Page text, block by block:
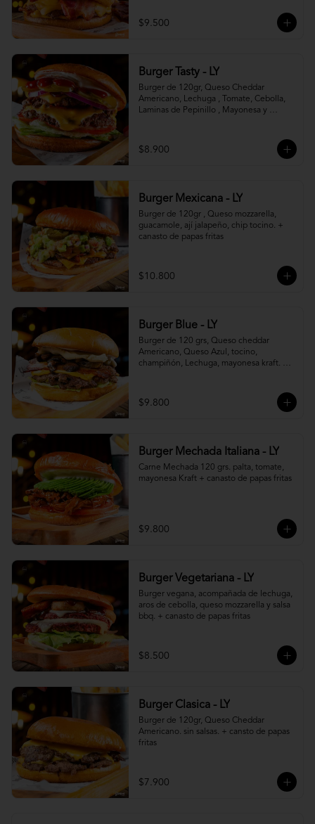
$9.500
Burger Tasty - LY
Burger de 120gr, Queso Cheddar
Americano, Lechuga , Tomate, Cebolla,
Laminas de Pepinillo , Mayonesa y
$8.900
Burger Mexicana - LY
Burger de 120gr , Queso mozzarella,
guacamole, ají jalapeño, chip tocino. +
canasto de papas fritas
$10.800
Burger Blue - LY
Burger de 120 grs, Queso cheddar
Americano, Queso Azul, tocino,
champiñón, Lechuga, mayonesa kraft. +
$9.800
Burger Mechada Italiana - LY
Carne Mechada 120 grs. palta, tomate,
mayonesa Kraft + canasto de papas fritas
$9.800
Burger Vegetariana - LY
Burger vegana, acompañada de lechuga,
aros de cebolla, queso mozzarella y salsa
bbq. + canasto de papas fritas
$8.500
Burger Clasica - LY
Burger de 120gr, Queso Cheddar
Americano. sin salsas. + cansto de papas
fritas
$7.900